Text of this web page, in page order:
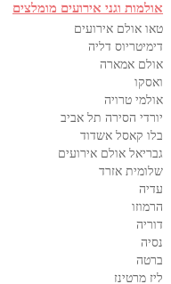
אולמות וגני אירועים מומלצים
טאו אולם אירועים
דימיטריוס דליה
אולם אמארה
ואסקו
אולמי טרויה
יורדי הסירה תל אביב
בלו קאסל אשדוד
גבריאל אולם אירועים
שלומית אזרד
עדיה
הרמוזו
דוריה
נסיה
ברטה
ליז מרטינז